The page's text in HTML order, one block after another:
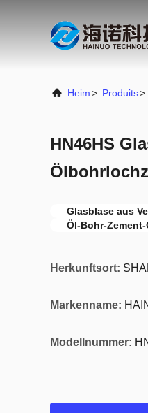
Heim> Produits>
HN46HS
Glasblase aus
Öl-Bohr-
Herkunftsort:
Markenname:
Modellnummer: